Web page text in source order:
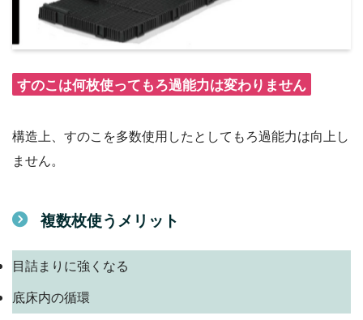
すのこは何枚使ってもろ過能力は変わりません
構造上、すのこを多数使用したとしてもろ過能力は向上し
ません。
複数枚使うメリット
目詰まりに強くなる
底床内の循環